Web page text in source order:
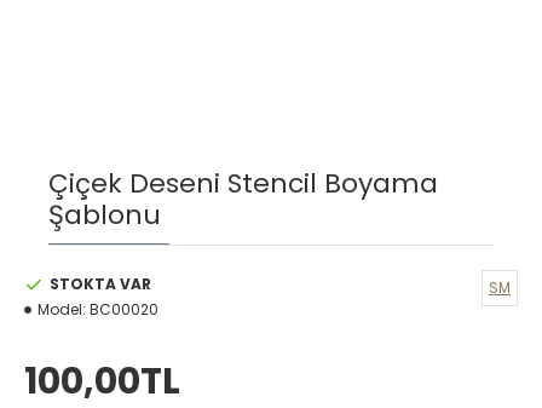
Çiçek Deseni Stencil Boyama
Şablonu
STOKTA VAR
Model: BC00020
SM
100,00TL